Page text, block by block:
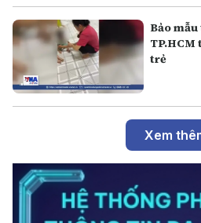
Bảo
TP.HCM
trẻ
Xem